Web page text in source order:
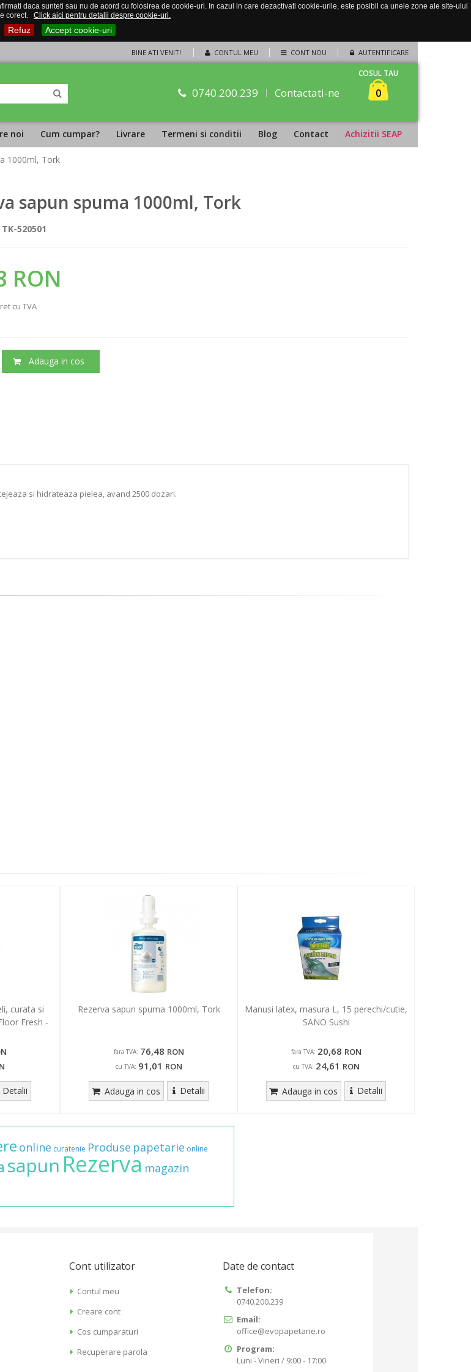
daca sunteti sau nu de acord cu folosirea de cookie-uri. In cazul in care dezactivati cookie-urile, este posibil ca unele zone ale site-ului
corect.
Click aici pentru detalii despre cookie-uri.
Refuz Accept cookie-uri
CONTUL MEU CONT NOU AUTENTIFICARE
BINE ATI VENIT!
0740.200.239 Contactati-ne
COSUL TAU
0
noi Cum cumpar? Livrare Termeni si conditii Blog Contact Achizitii SEAP
1000ml, Tork
sapun spuma 1000ml, Tork
TK-520501
RON
cu TVA
Adauga in cos
si hidrateaza pielea, avand 2500 dozari.
curata si
Fresh -
Detalii
Rezerva sapun spuma 1000ml, Tork
fara TVA: 76,48 RON
cu TVA: 91,01 RON
Adauga in cos Detalii
Manusi latex, masura L, 15 perechi/cutie,
SANO Sushi
fara TVA: 20,68 RON
cu TVA: 24,61 RON
Adauga in cos Detalii
online curatenie Produse papetarie online
sapun Rezerva magazin
Cont utilizator
Contul meu
Creare cont
Cos cumparaturi
Recuperare parola
Date de contact
Telefon:
0740.200.239
Email:
office@evopapetarie.ro
Program:
Luni - Vineri / 9:00 - 17:00